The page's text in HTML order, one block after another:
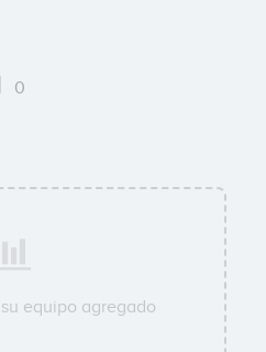
0
equipo agregado